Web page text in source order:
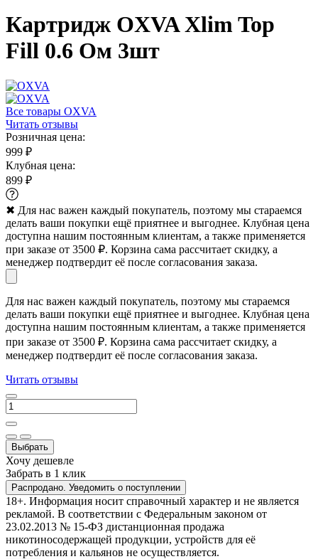
Картридж OXVA Xlim Top
Fill 0.6 Ом 3шт
Все товары OXVA
Читать отзывы
Розничная цена:
999 ₽
Клубная цена:
899 ₽
✖ Для нас важен каждый покупатель, поэтому мы стараемся
делать ваши покупки ещё приятнее и выгоднее. Клубная цена
доступна нашим постоянным клиентам, а также применяется
при заказе от 3500 ₽. Корзина сама рассчитает скидку, а
менеджер подтвердит её после согласования заказа.
Для нас важен каждый покупатель, поэтому мы стараемся
делать ваши покупки ещё приятнее и выгоднее. Клубная цена
доступна нашим постоянным клиентам, а также применяется
при заказе от 3500 ₽. Корзина сама рассчитает скидку, а
менеджер подтвердит её после согласования заказа.
Читать отзывы
Выбрать
Хочу дешевле
Забрать в 1 клик
Распродано. Уведомить о поступлении
18+. Информация носит справочный характер и не является
рекламой. В соответствии с Федеральным законом от
23.02.2013 № 15-ФЗ дистанционная продажа
никотиносодержащей продукции, устройств для её
потребления и кальянов не осуществляется.